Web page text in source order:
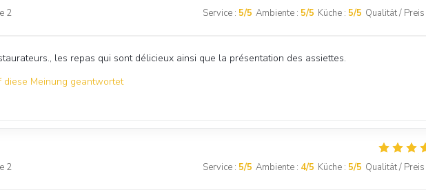
2 Service : 5/5 Ambiente : 5/5 Küche : 5/5 Qualität / Preis
les repas qui sont délicieux ainsi que la présentation des assiettes.
diese Meinung geantwortet
2 Service : 5/5 Ambiente : 4/5 Küche : 5/5 Qualität / Preis